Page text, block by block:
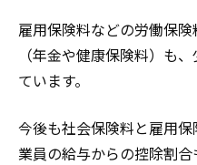
雇用保険料などの労働保
（年金や健康保険料）も
ています。
今後も社会保険料と雇用
業員の給与からの控除割